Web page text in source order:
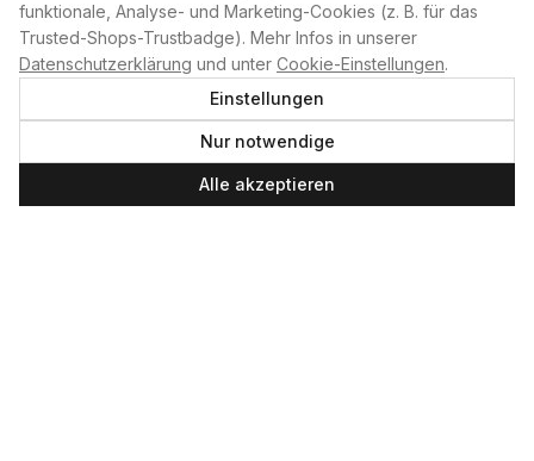
funktionale, Analyse- und Marketing-Cookies (z. B. für das
Trusted-Shops-Trustbadge). Mehr Infos in unserer
Datenschutzerklärung und unter Cookie-Einstellungen.
Einstellungen
Nur notwendige
Alle akzeptieren
Home
Kontakt
Impressum
Datenschutzerklärung